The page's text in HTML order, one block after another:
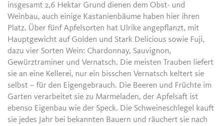
insgesamt 2,6 Hektar Grund dienen dem Obst- und
Weinbau, auch einige Kastanienbäume haben hier ihren
Platz. Über fünf Apfelsorten hat Ulrike angepflanzt, mit
Hauptgewicht auf Golden und Stark Delicious sowie Fuji,
dazu vier Sorten Wein: Chardonnay, Sauvignon,
Gewürztraminer und Vernatsch. Die meisten Trauben liefert
sie an eine Kellerei, nur ein bisschen Vernatsch keltert sie
selbst – für den Eigengebrauch. Die Beeren und Früchte im
Garten verarbeitet sie zu Marmeladen, der Apfelsaft ist
ebenso Eigenbau wie der Speck. Die Schweineschlegel kauft
sie jedes Jahr bei bekannten Bauern und räuchert sie nach